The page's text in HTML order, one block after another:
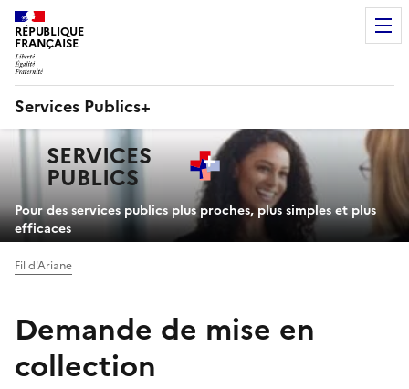
RÉPUBLIQUE
FRANÇAISE
Services Publics+
principaleSERVICES
PUBLICS+
Pour des services publics plus proches, plus simples et plus
efficaces
Fil d'Ariane
Demande de mise en
collection